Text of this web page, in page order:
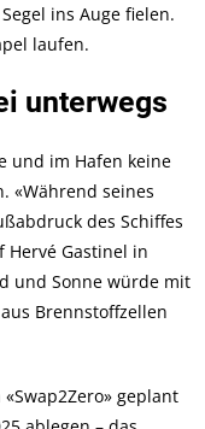
ins Auge fielen.
laufen.
unterwegs
und im Hafen keine
«Während seines
des Schiffes
Hervé Gastinel in
und Sonne würde mit
Brennstoffzellen
geplant